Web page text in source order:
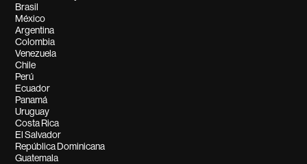
Brasil
México
Argentina
Colombia
Venezuela
Chile
Perú
Ecuador
Panamá
Uruguay
Costa Rica
El Salvador
República Dominicana
Guatemala